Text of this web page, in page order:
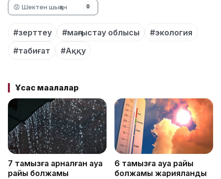
😡 Шектен шыққан 0
#зерттеу #маңғыстау облысы
#экология
#табиғат
#Аққу
Ұқсас мақалалар
7 тамызға арналған ауа
райы болжамы
6 тамызға ауа райы
болжамы жарияланды